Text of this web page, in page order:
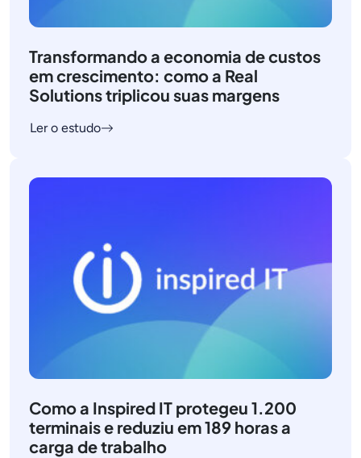
Transformando a economia de custos
em crescimento: como a Real
Solutions triplicou suas margens
Ler o estudo
Como a Inspired IT protegeu 1.200
terminais e reduziu em 189 horas a
carga de trabalho